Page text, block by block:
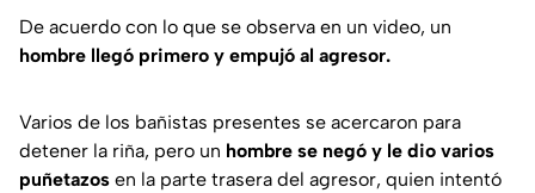
De acuerdo con lo que se observa en un video, un
hombre llegó primero y empujó al agresor.
Varios de los bañistas presentes se acercaron para
detener la riña, pero un hombre se negó y le dio varios
puñetazos en la parte trasera del agresor, quien intentó